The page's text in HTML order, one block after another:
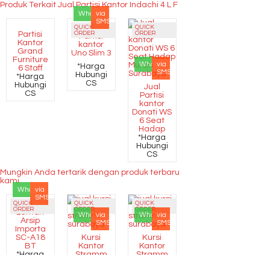
Produk Terkait Jual Partisi Kantor Indachi 4 L F
Partisi
Kantor
Grand
Furniture
6 Staff
*Harga
Hubungi
CS
QUICK
ORDER
Whatsapp
via
SMS
Partisi
kantor
Uno Slim 3
*Harga
Hubungi
CS
QUICK
ORDER
Whatsapp
via
SMS
Jual
Partisi
kantor
Donati WS
6 Seat
Hadap
*Harga
Hubungi
CS
Mungkin Anda tertarik dengan produk terbaru
kami
QUICK
ORDER
Whatsapp
via
SMS
Lemari
Arsip
Importa
SC-A18
BT
QUICK
ORDER
Whatsapp
via
SMS
Kursi
Kantor
QUICK
ORDER
Whatsapp
via
SMS
Kursi
Kantor